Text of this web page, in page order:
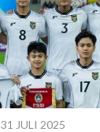
31 JULI 2025